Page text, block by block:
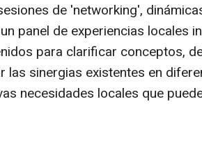
de 'networking',
panel de experiencias locales
para clarificar conceptos,
las sinergias existentes en
necesidades locales que